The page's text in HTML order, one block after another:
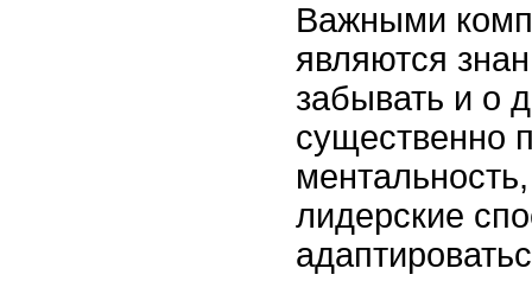
Важными
являются
забывать и о
существенно
лидерские